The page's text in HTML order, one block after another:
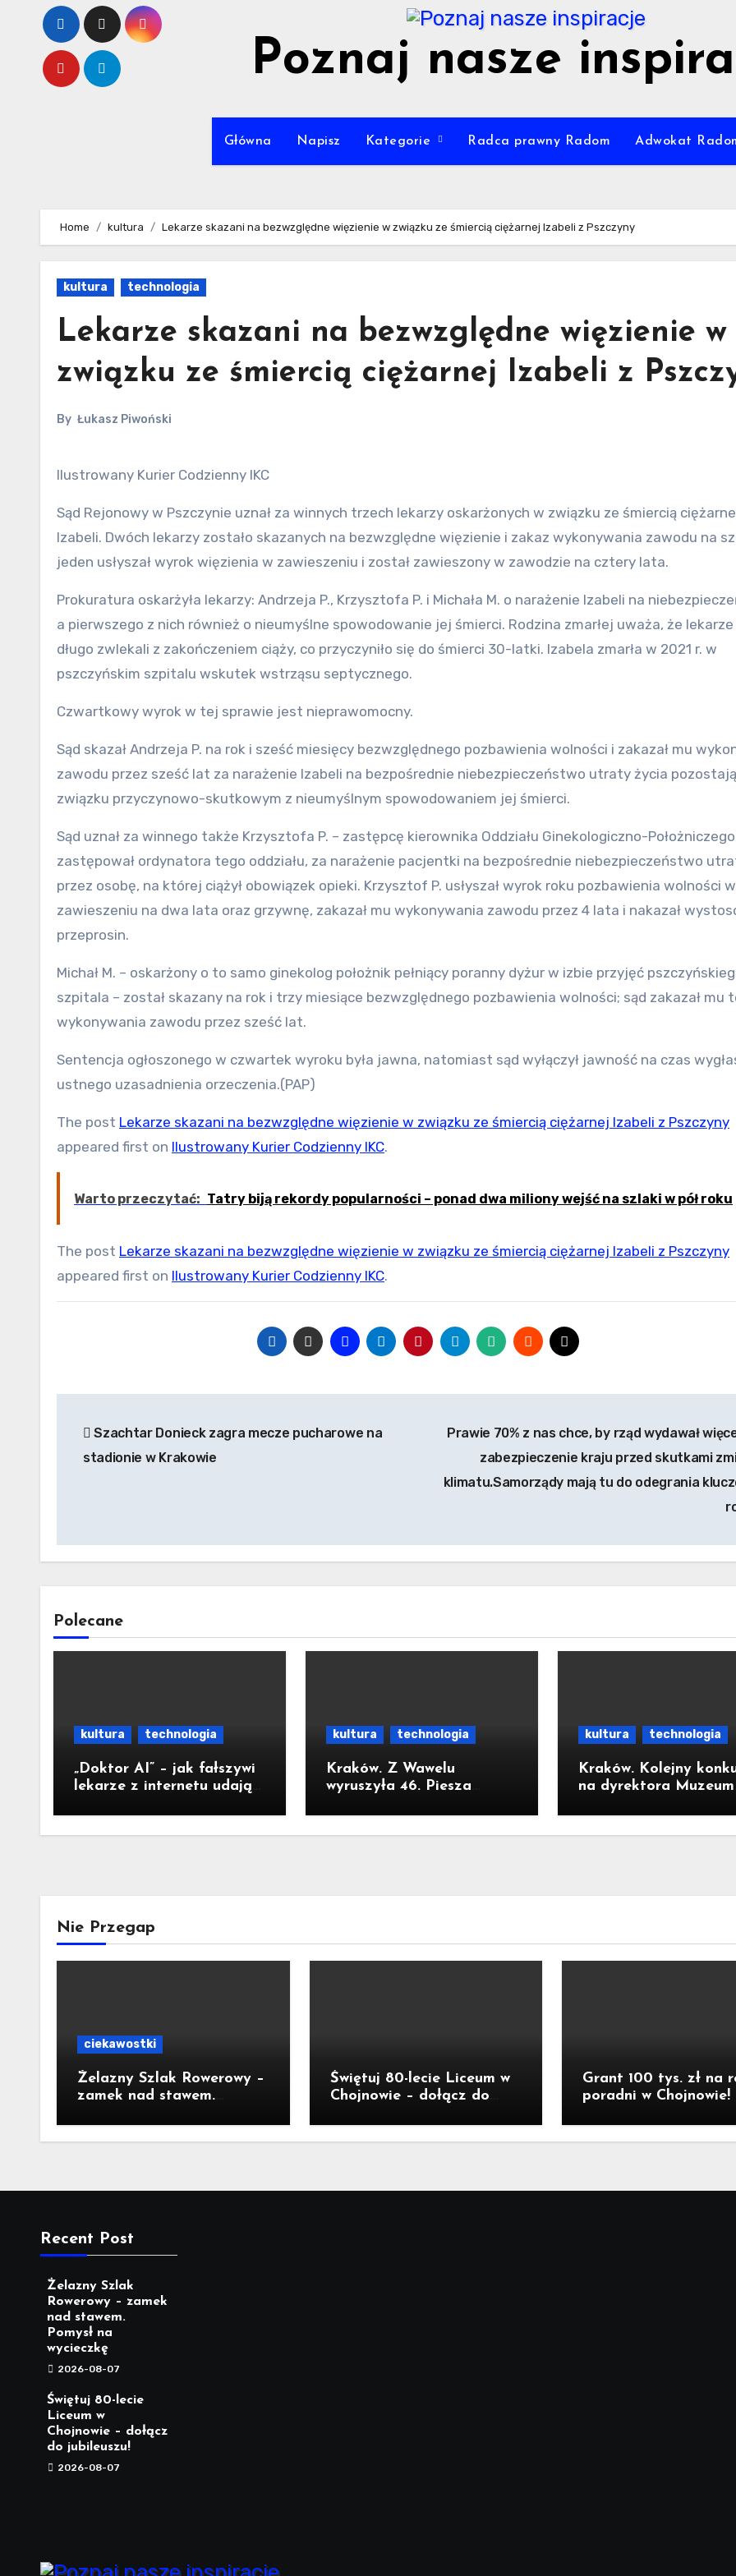
content
Poznaj nasze
Główna Napisz Kategorie Radca prawny Radom Adwokat
Home kultura Lekarze skazani na bezwzględne więzienie w związku ze śmiercią ciężarnej Izabeli z Pszczyny
kultura technologia
Lekarze skazani na bezwzględne więzienie w
związku ze śmiercią ciężarnej Izabeli z
By Łukasz Piwoński
Ilustrowany Kurier Codzienny IKC
Sąd Rejonowy w Pszczynie uznał za winnych trzech lekarzy oskarżonych w związku ze śmiercią
Izabeli. Dwóch lekarzy zostało skazanych na bezwzględne więzienie i zakaz wykonywania zawodu na
jeden usłyszał wyrok więzienia w zawieszeniu i został zawieszony w zawodzie na cztery lata.
Prokuratura oskarżyła lekarzy: Andrzeja P., Krzysztofa P. i Michała M. o narażenie Izabeli na
a pierwszego z nich również o nieumyślne spowodowanie jej śmierci. Rodzina zmarłej uważa, że
długo zwlekali z zakończeniem ciąży, co przyczyniło się do śmierci 30-latki. Izabela zmarła w 2021 r. w
pszczyńskim szpitalu wskutek wstrząsu septycznego.
Czwartkowy wyrok w tej sprawie jest nieprawomocny.
Sąd skazał Andrzeja P. na rok i sześć miesięcy bezwzględnego pozbawienia wolności i zakazał mu
zawodu przez sześć lat za narażenie Izabeli na bezpośrednie niebezpieczeństwo utraty życia
związku przyczynowo-skutkowym z nieumyślnym spowodowaniem jej śmierci.
Sąd uznał za winnego także Krzysztofa P. – zastępcę kierownika Oddziału Ginekologiczno-
zastępował ordynatora tego oddziału, za narażenie pacjentki na bezpośrednie niebezpieczeństwo
przez osobę, na której ciążył obowiązek opieki. Krzysztof P. usłyszał wyrok roku pozbawienia wolności w
zawieszeniu na dwa lata oraz grzywnę, zakazał mu wykonywania zawodu przez 4 lata i nakazał
przeprosin.
Michał M. – oskarżony o to samo ginekolog położnik pełniący poranny dyżur w izbie przyjęć
szpitala – został skazany na rok i trzy miesiące bezwzględnego pozbawienia wolności; sąd zakazał mu
wykonywania zawodu przez sześć lat.
Sentencja ogłoszonego w czwartek wyroku była jawna, natomiast sąd wyłączył jawność na czas
ustnego uzasadnienia orzeczenia.(PAP)
The post Lekarze skazani na bezwzględne więzienie w związku ze śmiercią ciężarnej Izabeli z Pszczyny
appeared first on Ilustrowany Kurier Codzienny IKC.
Warto przeczytać: Tatry biją rekordy popularności – ponad dwa miliony wejść na szlaki w pół roku
The post Lekarze skazani na bezwzględne więzienie w związku ze śmiercią ciężarnej Izabeli z Pszczyny
appeared first on Ilustrowany Kurier Codzienny IKC.
wpisu
Szachtar Donieck zagra mecze pucharowe na
stadionie w Krakowie
Prawie 70% z nas chce, by rząd wydawał
zabezpieczenie kraju przed skutkami
klimatu.Samorządy mają tu do odegrania
Polecane
kultura technologia
„Doktor AI” – jak fałszywi
lekarze z internetu udają
medyczną dezinformację
kultura technologia
Kraków. Z Wawelu
wyruszyła 46. Piesza
na Jasną Górę
kultura technologia
Kraków. Kolejny
na dyrektora Muzeum
Nie Przegap
ciekawostki
Żelazny Szlak Rowerowy –
zamek nad stawem.
Świętuj 80-lecie Liceum w
Chojnowie – dołącz do
Grant 100 tys. zł na
poradni w Chojnowie!
Recent Post
Żelazny Szlak
Rowerowy – zamek
nad stawem.
Pomysł na
wycieczkę
2026-08-07
Świętuj 80-lecie
Liceum w
Chojnowie – dołącz
do jubileuszu!
2026-08-07